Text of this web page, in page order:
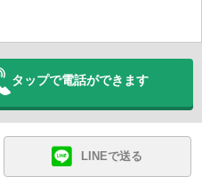
タップで電話ができます
LINEで送る